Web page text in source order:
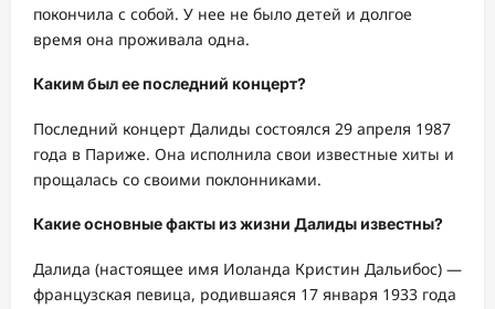
покончила с собой. У нее не было детей и долгое
время она проживала одна.
Каким был ее последний концерт?
Последний концерт Далиды состоялся 29 апреля 1987
года в Париже. Она исполнила свои известные хиты и
прощалась со своими поклонниками.
Какие основные факты из жизни Далиды известны?
Далида (настоящее имя Иоланда Кристин Дальибос) —
французская певица, родившаяся 17 января 1933 года